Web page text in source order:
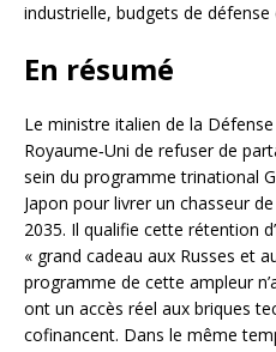
industrielle, budgets de
En résumé
Le ministre italien de la
Royaume‑Uni de refuser de
sein du programme trinational
Japon pour livrer un chasseur
2035. Il qualifie cette rétention
« grand cadeau aux Russes et
programme de cette ampleur
ont un accès réel aux briques
cofinancent. Dans le même